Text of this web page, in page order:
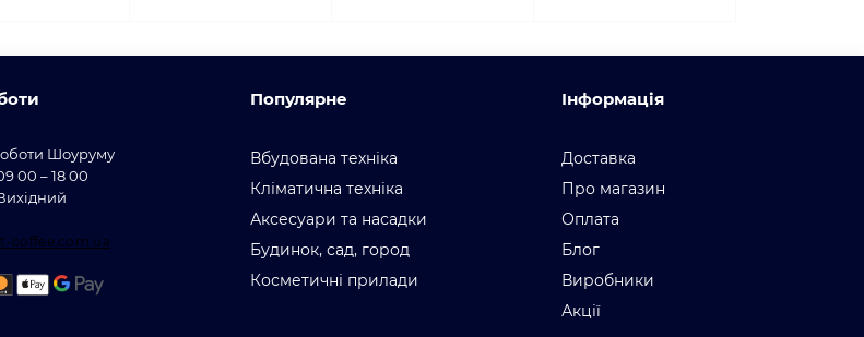
Шоуруму
00 – 18 00
coffee.com.ua
Популярне
Вбудована техніка
Кліматична техніка
Аксесуари та насадки
Будинок, сад, город
Косметичні прилади
Інформація
Доставка
Про магазин
Оплата
Блог
Виробники
Акції